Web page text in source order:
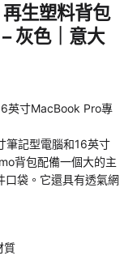
生塑料背包
灰色｜意大
英寸MacBook Pro專
筆記型電腦和16英寸
背包配備一個大的主
口袋。它還具有透氣網
質